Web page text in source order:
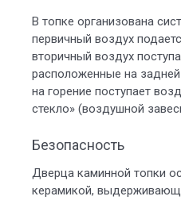
В топке организована
первичный воздух
вторичный воздух
расположенные на
на горение поступает
стекло» (воздушной
Безопасность
Дверца каминной топки
керамикой,